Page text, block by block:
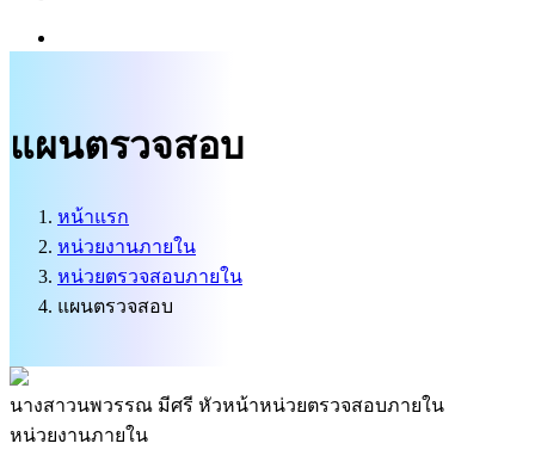
ติดต่อเรา
ศูนย์ข้อมูลข่าวสารทางราชการ
แผนตรวจสอบ
หน้าแรก
หน่วยงานภายใน
หน่วยตรวจสอบภายใน
แผนตรวจสอบ
นางสาวนพวรรณ มีศรี หัวหน้าหน่วยตรวจสอบภายใน
หน่วยงานภายใน